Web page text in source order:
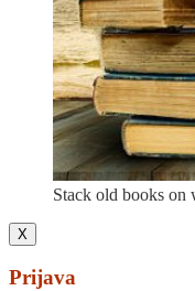
Stack old books on
X
Prijava